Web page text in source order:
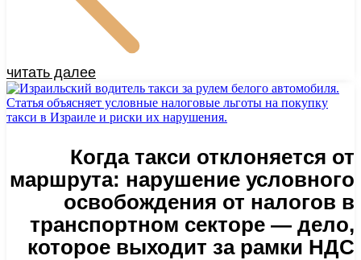
читать далее
Когда такси отклоняется от
маршрута: нарушение условного
освобождения от налогов в
транспортном секторе — дело,
которое выходит за рамки НДС